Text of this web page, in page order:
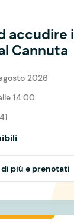
accudire i
Cannuta
2026
14:00
più e prenotati